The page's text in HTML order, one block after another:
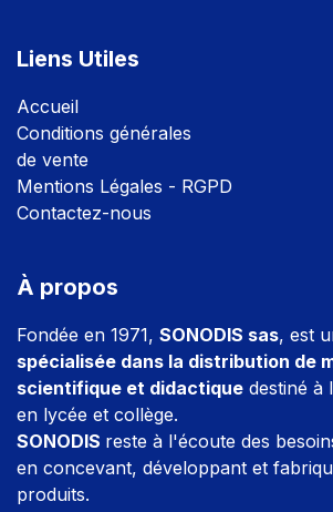
Liens Utiles
Accueil
Conditions générales
de vente
Mentions Légales - RGPD
Contactez-nous
À propos
Fondée en 1971, SONODIS sas, est
spécialisée dans la distribution de
scientifique et didactique destiné à
en lycée et collège.
SONODIS reste à l'écoute des
en concevant, développant et
produits.